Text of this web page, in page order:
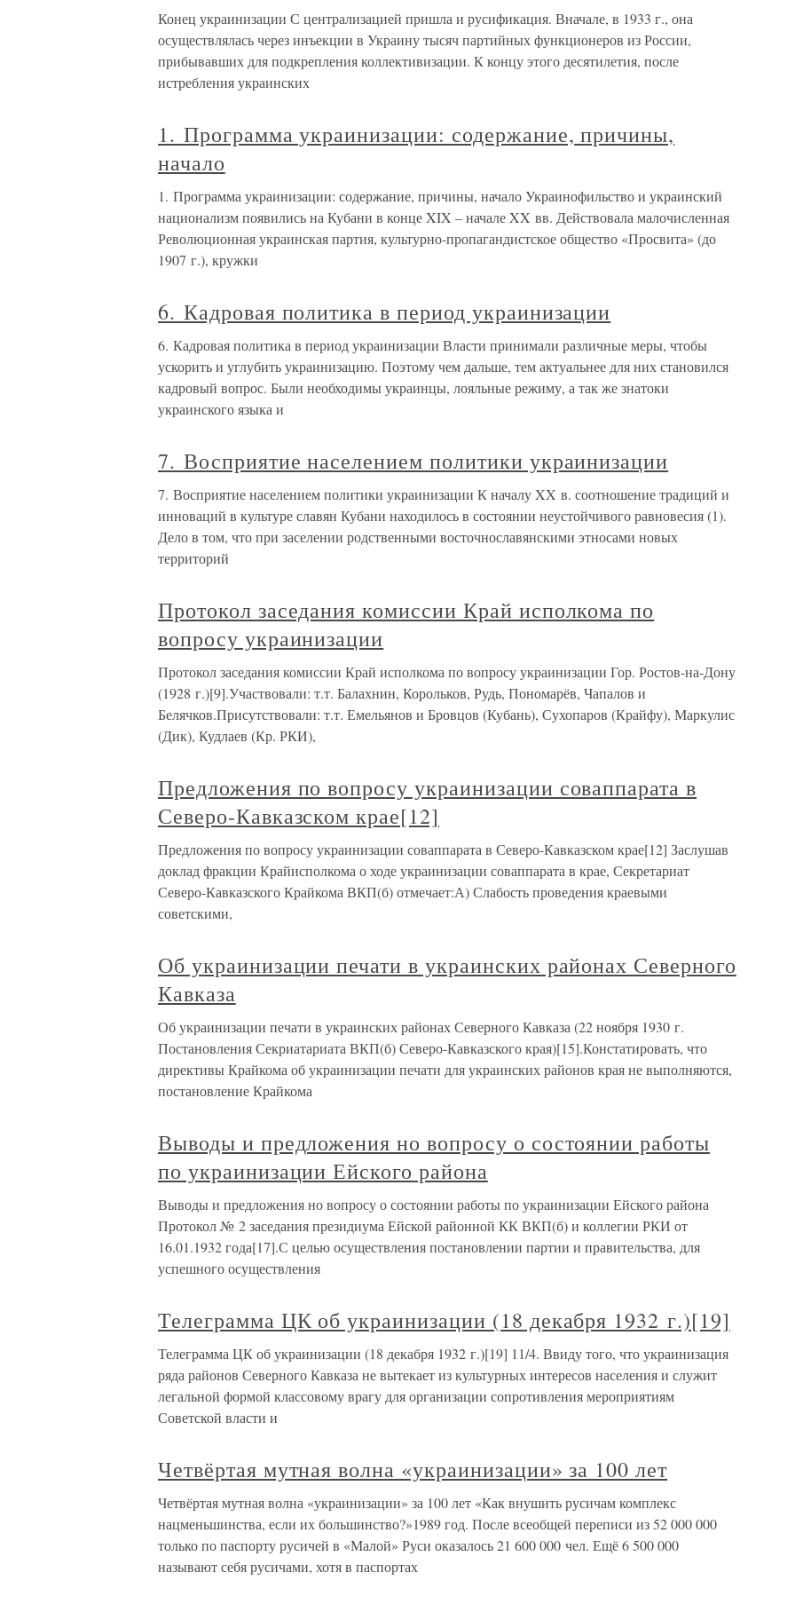
Конец украинизации С централизацией пришла и русификация. Вначале, в 1933 г., она
осуществлялась через инъекции в Украину тысяч партийных функционеров из России,
прибывавших для подкрепления коллективизации. К концу этого десятилетия, после
истребления украинских
1. Программа украинизации: содержание, причины,
начало
1. Программа украинизации: содержание, причины, начало Украинофильство и украинский
национализм появились на Кубани в конце XIX – начале XX вв. Действовала малочисленная
Революционная украинская партия, культурно-пропагандистское общество «Просвита» (до
1907 г.), кружки
6. Кадровая политика в период украинизации
6. Кадровая политика в период украинизации Власти принимали различные меры, чтобы
ускорить и углубить украинизацию. Поэтому чем дальше, тем актуальнее для них становился
кадровый вопрос. Были необходимы украинцы, лояльные режиму, а так же знатоки
украинского языка и
7. Восприятие населением политики украинизации
7. Восприятие населением политики украинизации К началу XX в. соотношение традиций и
инноваций в культуре славян Кубани находилось в состоянии неустойчивого равновесия (1).
Дело в том, что при заселении родственными восточнославянскими этносами новых
территорий
Протокол заседания комиссии Край исполкома по
вопросу украинизации
Протокол заседания комиссии Край исполкома по вопросу украинизации Гор. Ростов-на-Дону
(1928 г.)[9].Участвовали: т.т. Балахнин, Корольков, Рудь, Пономарёв, Чапалов и
Белячков.Присутствовали: т.т. Емельянов и Бровцов (Кубань), Сухопаров (Крайфу), Маркулис
(Дик), Кудлаев (Кр. РКИ),
Предложения по вопросу украинизации соваппарата в
Северо-Кавказском крае[12]
Предложения по вопросу украинизации соваппарата в Северо-Кавказском крае[12] Заслушав
доклад фракции Крайисполкома о ходе украинизации соваппарата в крае, Секретариат
Северо-Кавказского Крайкома ВКП(б) отмечает:А) Слабость проведения краевыми
советскими,
Об украинизации печати в украинских районах Северного
Кавказа
Об украинизации печати в украинских районах Северного Кавказа (22 ноября 1930 г.
Постановления Секриатариата ВКП(б) Северо-Кавказского края)[15].Констатировать, что
директивы Крайкома об украинизации печати для украинских районов края не выполняются,
постановление Крайкома
Выводы и предложения но вопросу о состоянии работы
по украинизации Ейского района
Выводы и предложения но вопросу о состоянии работы по украинизации Ейского района
Протокол № 2 заседания президиума Ейской районной КК ВКП(б) и коллегии РКИ от
16.01.1932 года[17].С целью осуществления постановлении партии и правительства, для
успешного осуществления
Телеграмма ЦК об украинизации (18 декабря 1932 г.)[19]
Телеграмма ЦК об украинизации (18 декабря 1932 г.)[19] 11/4. Ввиду того, что украинизация
ряда районов Северного Кавказа не вытекает из культурных интересов населения и служит
легальной формой классовому врагу для организации сопротивления мероприятиям
Советской власти и
Четвёртая мутная волна «украинизации» за 100 лет
Четвёртая мутная волна «украинизации» за 100 лет «Как внушить русичам комплекс
нацменьшинства, если их большинство?»1989 год. После всеобщей переписи из 52 000 000
только по паспорту русичей в «Малой» Руси оказалось 21 600 000 чел. Ещё 6 500 000
называют себя русичами, хотя в паспортах